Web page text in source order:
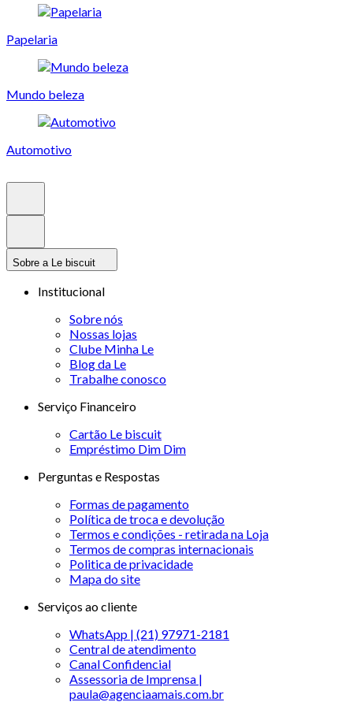
Papelaria
Mundo beleza
Automotivo
Sobre a Le biscuit
Institucional
Sobre nós
Nossas lojas
Clube Minha Le
Blog da Le
Trabalhe conosco
Serviço Financeiro
Cartão Le biscuit
Empréstimo Dim Dim
Perguntas e Respostas
Formas de pagamento
Política de troca e devolução
Termos e condições - retirada na Loja
Termos de compras internacionais
Politica de privacidade
Mapa do site
Serviços ao cliente
WhatsApp | (21) 97971-2181
Central de atendimento
Canal Confidencial
Assessoria de Imprensa |
paula@agenciaamais.com.br